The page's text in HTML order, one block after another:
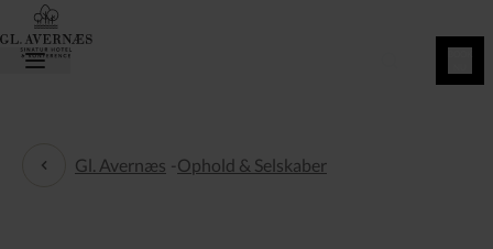
Ophold & Selskaber
Gl. Avernæs -Ophold & Selskaber